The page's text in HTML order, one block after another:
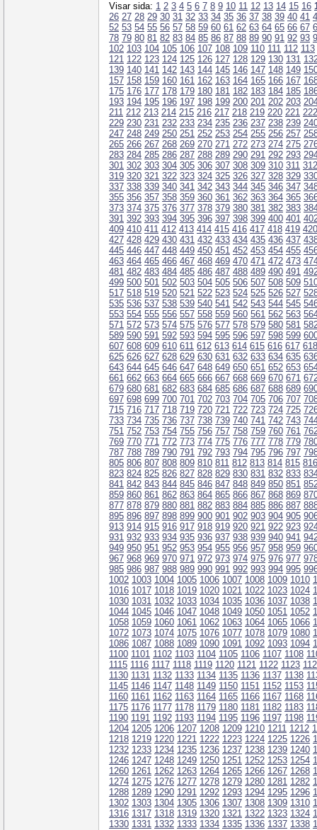
Visar sida: 1 2 3 4 5 6 7 8 9 10 11 12 13 14 15 16
26 27 28 29 30 31 32 33 34 35 36 37 38 39 40 41
52 53 54 55 56 57 58 59 60 61 62 63 64 65 66 67
78 79 80 81 82 83 84 85 86 87 88 89 90 91 92 93
102 103 104 105 106 107 108 109 110 111 112 113
121 122 123 124 125 126 127 128 129 130 131
139 140 141 142 143 144 145 146 147 148 149
157 158 159 160 161 162 163 164 165 166 167
175 176 177 178 179 180 181 182 183 184 185
193 194 195 196 197 198 199 200 201 202 203
211 212 213 214 215 216 217 218 219 220 221 222
229 230 231 232 233 234 235 236 237 238 239
247 248 249 250 251 252 253 254 255 256 257
265 266 267 268 269 270 271 272 273 274 275
283 284 285 286 287 288 289 290 291 292 293
301 302 303 304 305 306 307 308 309 310 311 312
319 320 321 322 323 324 325 326 327 328 329
337 338 339 340 341 342 343 344 345 346 347
355 356 357 358 359 360 361 362 363 364 365
373 374 375 376 377 378 379 380 381 382 383
391 392 393 394 395 396 397 398 399 400 401
409 410 411 412 413 414 415 416 417 418 419 420
427 428 429 430 431 432 433 434 435 436 437
445 446 447 448 449 450 451 452 453 454 455
463 464 465 466 467 468 469 470 471 472 473
481 482 483 484 485 486 487 488 489 490 491
499 500 501 502 503 504 505 506 507 508 509
517 518 519 520 521 522 523 524 525 526 527
535 536 537 538 539 540 541 542 543 544 545
553 554 555 556 557 558 559 560 561 562 563
571 572 573 574 575 576 577 578 579 580 581
589 590 591 592 593 594 595 596 597 598 599
607 608 609 610 611 612 613 614 615 616 617 618
625 626 627 628 629 630 631 632 633 634 635
643 644 645 646 647 648 649 650 651 652 653
661 662 663 664 665 666 667 668 669 670 671
679 680 681 682 683 684 685 686 687 688 689
697 698 699 700 701 702 703 704 705 706 707
715 716 717 718 719 720 721 722 723 724 725
733 734 735 736 737 738 739 740 741 742 743
751 752 753 754 755 756 757 758 759 760 761
769 770 771 772 773 774 775 776 777 778 779
787 788 789 790 791 792 793 794 795 796 797
805 806 807 808 809 810 811 812 813 814 815 816
823 824 825 826 827 828 829 830 831 832 833
841 842 843 844 845 846 847 848 849 850 851
859 860 861 862 863 864 865 866 867 868 869
877 878 879 880 881 882 883 884 885 886 887
895 896 897 898 899 900 901 902 903 904 905
913 914 915 916 917 918 919 920 921 922 923
931 932 933 934 935 936 937 938 939 940 941
949 950 951 952 953 954 955 956 957 958 959
967 968 969 970 971 972 973 974 975 976 977
985 986 987 988 989 990 991 992 993 994 995
1002 1003 1004 1005 1006 1007 1008 1009 1010
1016 1017 1018 1019 1020 1021 1022 1023 1024
1030 1031 1032 1033 1034 1035 1036 1037 1038
1044 1045 1046 1047 1048 1049 1050 1051 1052
1058 1059 1060 1061 1062 1063 1064 1065 1066
1072 1073 1074 1075 1076 1077 1078 1079 1080
1086 1087 1088 1089 1090 1091 1092 1093 1094
1100 1101 1102 1103 1104 1105 1106 1107 1108
1115 1116 1117 1118 1119 1120 1121 1122 1123
1130 1131 1132 1133 1134 1135 1136 1137 1138
1145 1146 1147 1148 1149 1150 1151 1152 1153
1160 1161 1162 1163 1164 1165 1166 1167 1168
1175 1176 1177 1178 1179 1180 1181 1182 1183
1190 1191 1192 1193 1194 1195 1196 1197 1198
1204 1205 1206 1207 1208 1209 1210 1211 1212
1218 1219 1220 1221 1222 1223 1224 1225 1226
1232 1233 1234 1235 1236 1237 1238 1239 1240
1246 1247 1248 1249 1250 1251 1252 1253 1254
1260 1261 1262 1263 1264 1265 1266 1267 1268
1274 1275 1276 1277 1278 1279 1280 1281 1282
1288 1289 1290 1291 1292 1293 1294 1295 1296
1302 1303 1304 1305 1306 1307 1308 1309 1310
1316 1317 1318 1319 1320 1321 1322 1323 1324
1330 1331 1332 1333 1334 1335 1336 1337 1338